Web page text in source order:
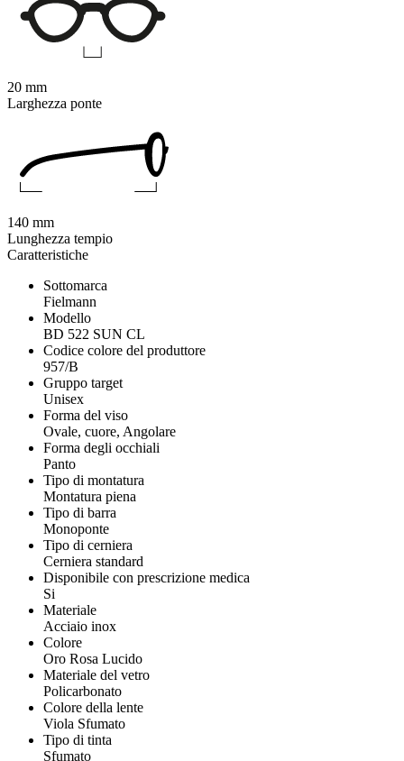
Caratteristiche
Sottomarca
Fielmann
Modello
BD 522 SUN CL
Codice colore del produttore
957/B
Gruppo target
Unisex
Forma del viso
Ovale, cuore, Angolare
Forma degli occhiali
Panto
Tipo di montatura
Montatura piena
Tipo di barra
Monoponte
Tipo di cerniera
Cerniera standard
Disponibile con prescrizione medica
Si
Materiale
Acciaio inox
Colore
Oro Rosa Lucido
Materiale del vetro
Policarbonato
Colore della lente
Viola Sfumato
Tipo di tinta
Sfumato
20 mm
Larghezza ponte
140 mm
Lunghezza tempio